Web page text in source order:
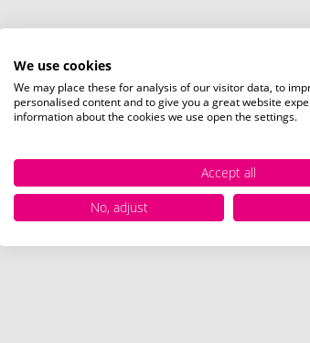
We use cookies
We may place these for analysis of our visitor data, to
personalised content and to give you a great website
information about the cookies we use open the settings.
Accept all
No, adjust